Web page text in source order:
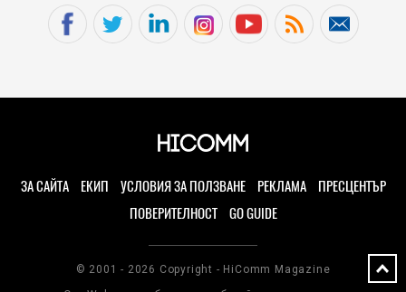
ЗА САЙТА ЕКИП УСЛОВИЯ ЗА ПОЛЗВАНЕ РЕКЛАМА
ПРЕСЦЕНТЪР
ПОВЕРИТЕЛНОСТ
GO GUIDE
© 2001 - 2026 Copyright - HiComm Magazine